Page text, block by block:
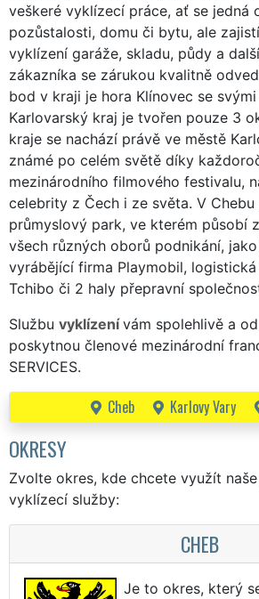
veškeré vyklízecí práce, ať se jedná
pozůstalosti, domu či bytu, ale
vyklízení garáže, skladu, půdy a
zákazníka se zárukou kvalitně
bod v kraji je hora Klínovec se svými
Karlovarský kraj je tvořen pouze 3
kraje se nachází právě ve městě
známé po celém světě díky
mezinárodního filmového festivalu,
celebrity z Čech i ze světa. V
průmyslový park, ve kterém působí
všech různých oborů podnikání,
vyrábějící firma Playmobil,
Tchibo či 2 haly přepravní
Službu vyklízenívám spolehlivě a
poskytnou členové mezinárodní
SERVICES.
Cheb Karlovy Vary
OKRESY
Zvolte okres, kde chcete využít
vyklízecí služby:
CHEB
Je to okres, který